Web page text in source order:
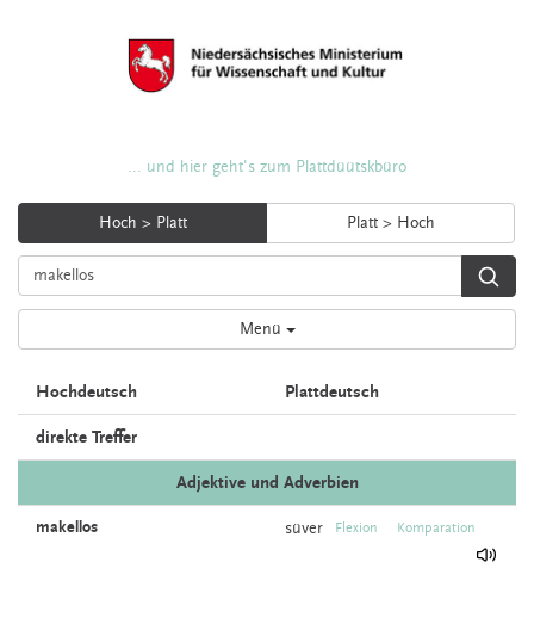
... und hier geht's zum Plattdüütskbüro
Hoch > Platt Platt > Hoch
Menü
Hochdeutsch Plattdeutsch
direkte Treffer
Adjektive und Adverbien
makellos süver Flexion Komparation